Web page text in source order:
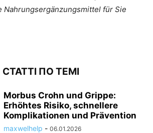
Nahrungsergänzungsmittel für Sie
СТАТТІ ПО ТЕМІ
Morbus Crohn und Grippe:
Erhöhtes Risiko, schnellere
Komplikationen und Prävention
maxwelhelp - 06.01.2026